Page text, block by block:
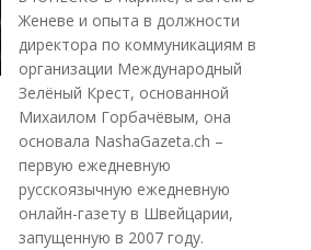
Женеве и опыта в должности
директора по коммуникациям в
организации Международный
Зелёный Крест, основанной
Михаилом Горбачёвым, она
основала NashaGazeta.ch –
первую ежедневную
русскоязычную ежедневную
онлайн-газету в Швейцарии,
запущенную в 2007 году.